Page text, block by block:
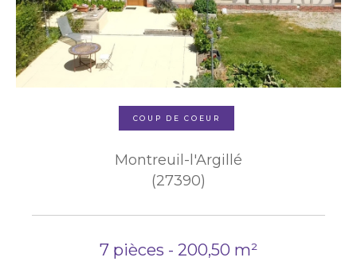
COUP DE COEUR
Montreuil-l'Argillé
(27390)
7 pièces - 200,50 m²